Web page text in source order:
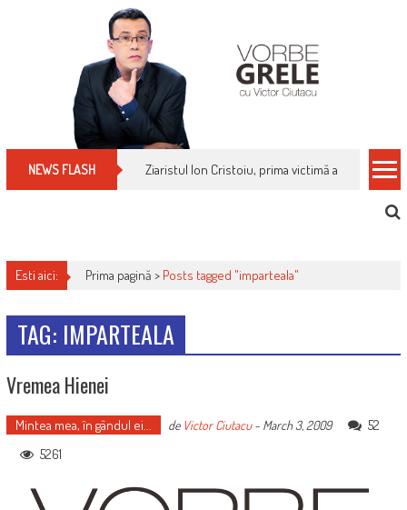
NEWS FLASH Ziaristul Ion Cristoiu, prima victimă a noi
Esti aici: Prima pagină > Posts tagged "imparteala"
TAG: IMPARTEALA
Vremea Hienei
Mintea mea, în gândul ei... de Victor Ciutacu- March 3, 2009
52
5261